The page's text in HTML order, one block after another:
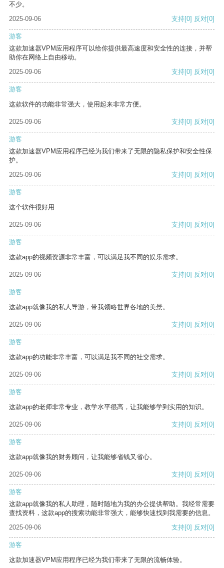
不少。
2025-09-06
支持[0] 反对[0]
游客
这款加速器VPM应用程序可以给你提供最高速度和安全性的连接，并帮
助你在网络上自由移动。
2025-09-06
支持[0] 反对[0]
游客
这款软件的功能非常强大，使用起来非常方便。
2025-09-06 支持[0] 反对[0]
游客
这款加速器VPM应用程序已经为我们带来了无限的隐私保护和安全性保
护。
2025-09-06
支持[0] 反对[0]
游客
这个软件很好用
2025-09-06 支持[0] 反对[0]
游客
这款app的视频资源非常丰富，可以满足我不同的娱乐需求。
2025-09-06 支持[0] 反对[0]
游客
这款app就像我的私人导游，带我领略世界各地的美景。
2025-09-06 支持[0] 反对[0]
游客
这款app的功能非常丰富，可以满足我不同的社交需求。
2025-09-06 支持[0] 反对[0]
游客
这款app的老师非常专业，教学水平很高，让我能够学到实用的知识。
2025-09-06 支持[0] 反对[0]
游客
这款app就像我的财务顾问，让我能够省钱又省心。
2025-09-06 支持[0] 反对[0]
游客
这款app就像我的私人助理，随时随地为我的办公提供帮助。我经常需要
查找资料，这款app的搜索功能非常强大，能够快速找到我需要的信息。
2025-09-06
支持[0] 反对[0]
游客
这款加速器VPM应用程序已经为我们带来了无限的流畅体验。